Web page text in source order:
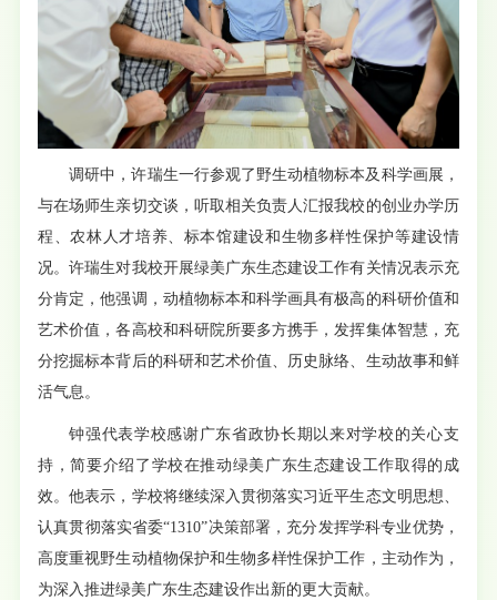
调研中，许瑞生一行参观了野生动植物标本及科学画展，
与在场师生亲切交谈，听取相关负责人汇报我校的创业办学历
程、农林人才培养、标本馆建设和生物多样性保护等建设情
况。许瑞生对我校开展绿美广东生态建设工作有关情况表示充
分肯定，他强调，动植物标本和科学画具有极高的科研价值和
艺术价值，各高校和科研院所要多方携手，发挥集体智慧，充
分挖掘标本背后的科研和艺术价值、历史脉络、生动故事和鲜
活气息。
钟强代表学校感谢广东省政协长期以来对学校的关心支
持，简要介绍了学校在推动绿美广东生态建设工作取得的成
效。他表示，学校将继续深入贯彻落实习近平生态文明思想、
认真贯彻落实省委“1310”决策部署，充分发挥学科专业优势，
高度重视野生动植物保护和生物多样性保护工作，主动作为，
为深入推进绿美广东生态建设作出新的更大贡献。